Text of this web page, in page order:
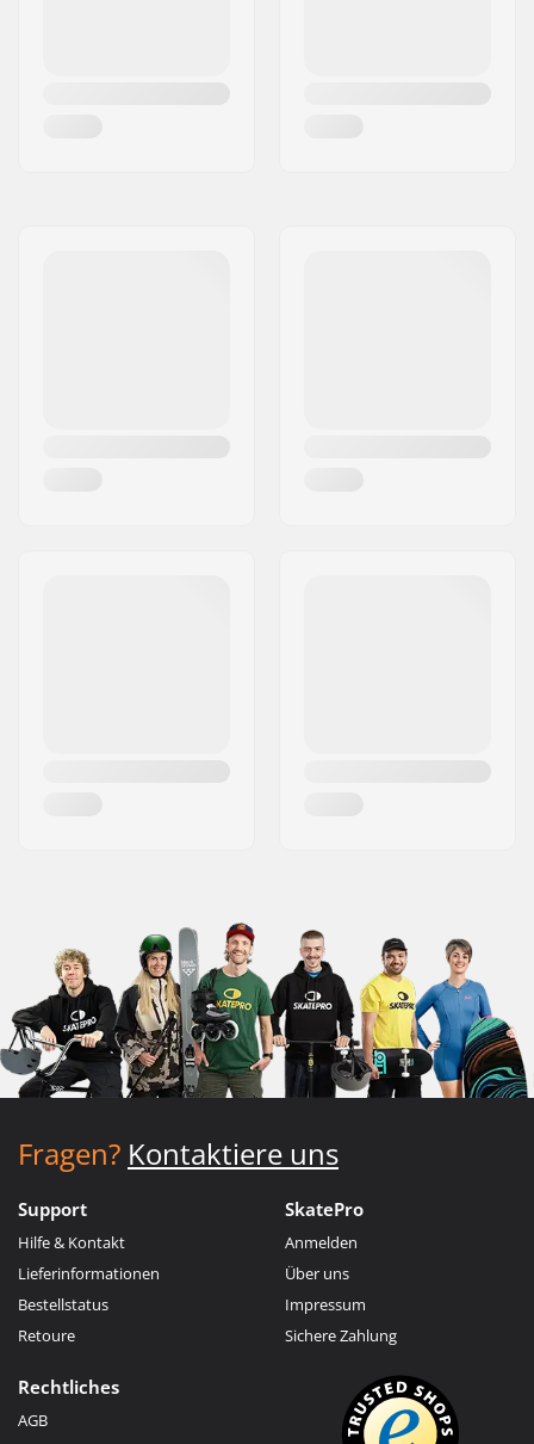
Fragen? Kontaktiere uns
Support
Hilfe & Kontakt
Lieferinformationen
Bestellstatus
Retoure
SkatePro
Anmelden
Über uns
Impressum
Sichere Zahlung
Rechtliches
AGB